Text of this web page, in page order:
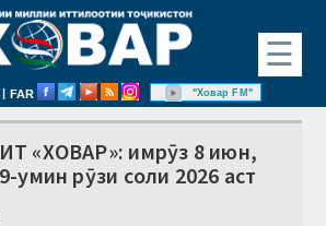
☰
| FAR "Ховар FM"
«ХОВАР»: имрӯз 8 июн,
умин рӯзи соли 2026 аст